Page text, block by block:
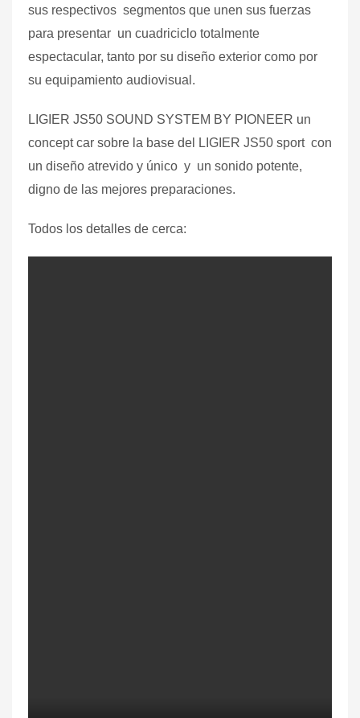
sus respectivos segmentos que unen sus fuerzas
para presentar un cuadriciclo totalmente
espectacular, tanto por su diseño exterior como por
su equipamiento audiovisual.
LIGIER JS50 SOUND SYSTEM BY PIONEER un
concept car sobre la base del LIGIER JS50 sport con
un diseño atrevido y único y un sonido potente,
digno de las mejores preparaciones.
Todos los detalles de cerca: